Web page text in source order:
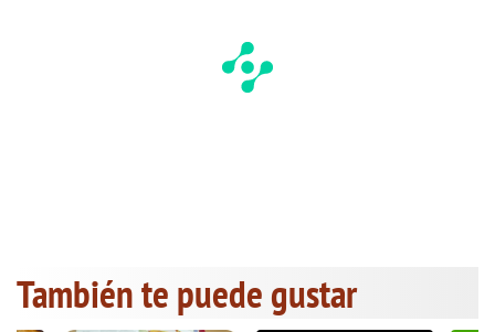
También te puede gustar